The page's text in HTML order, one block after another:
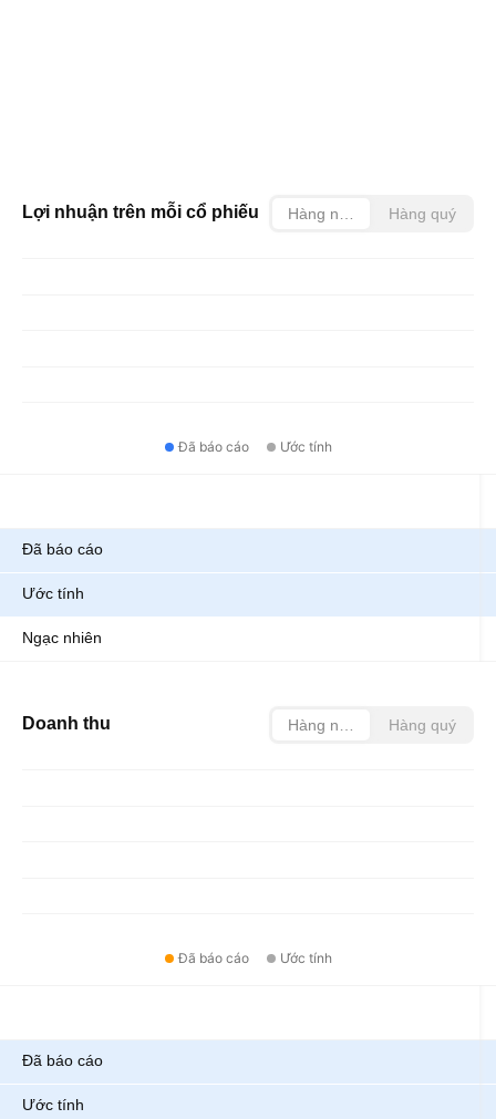
Lợi nhuận trên mỗi cổ phiếu Hàng năm Hàng quý
Đã báo cáo Ước tính
Đã báo cáo
Ước tính
Ngạc nhiên
Doanh thu Hàng năm Hàng quý
Đã báo cáo Ước tính
Đã báo cáo
Ước tính